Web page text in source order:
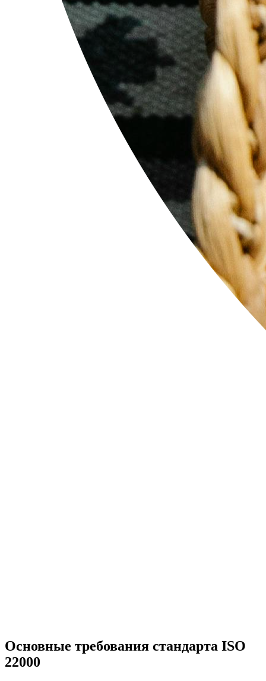
Основные требования стандарта ISO
22000